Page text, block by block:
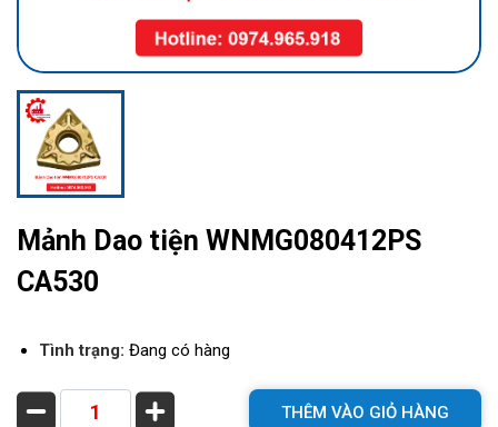
Mảnh Dao tiện WNMG080412PS
CA530
Tình trạng: Đang có hàng
THÊM VÀO GIỎ HÀNG